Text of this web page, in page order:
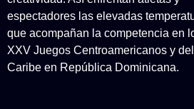
espectadores las elevadas
que acompañan la competencia en
XXV Juegos Centroamericanos y del
Caribe en República Dominicana.